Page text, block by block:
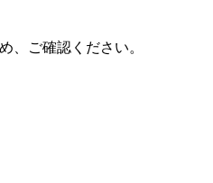
、ご確認ください。